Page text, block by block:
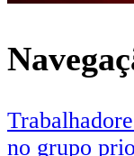
no grupo